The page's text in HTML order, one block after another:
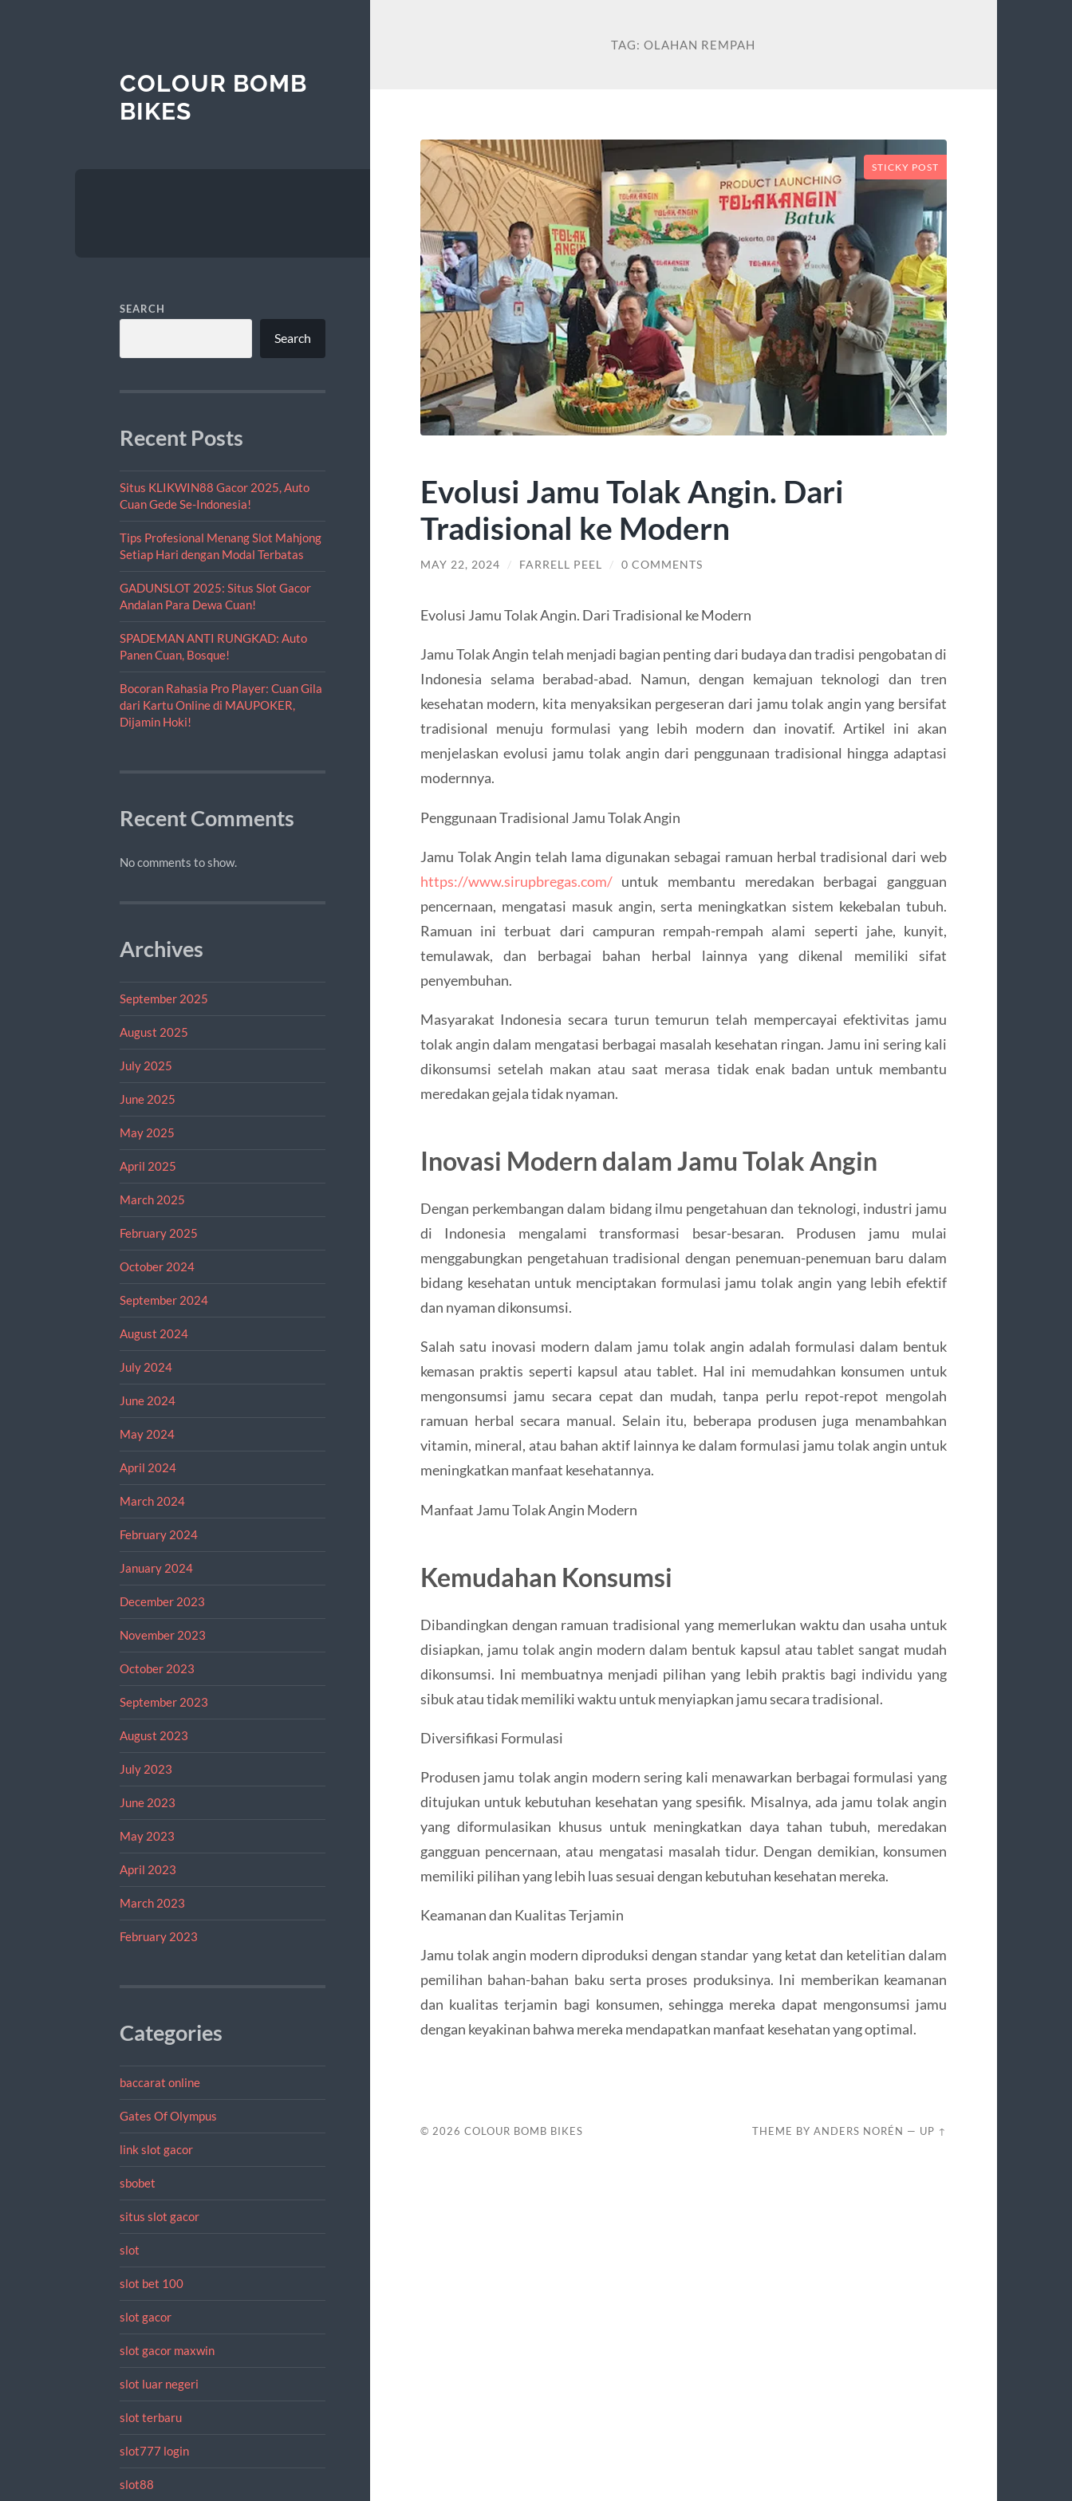
COLOUR BOMB
BIKES
SEARCH
Search
Recent Posts
Situs KLIKWIN88 Gacor 2025, Auto
Cuan Gede Se-Indonesia!
Tips Profesional Menang Slot Mahjong
Setiap Hari dengan Modal Terbatas
GADUNSLOT 2025: Situs Slot Gacor
Andalan Para Dewa Cuan!
SPADEMAN ANTI RUNGKAD: Auto
Panen Cuan, Bosque!
Bocoran Rahasia Pro Player: Cuan Gila
dari Kartu Online di MAUPOKER,
Dijamin Hoki!
Recent Comments
No comments to show.
Archives
September 2025
August 2025
July 2025
June 2025
May 2025
April 2025
March 2025
February 2025
October 2024
September 2024
August 2024
July 2024
June 2024
May 2024
April 2024
March 2024
February 2024
January 2024
December 2023
November 2023
October 2023
September 2023
August 2023
July 2023
June 2023
May 2023
April 2023
March 2023
February 2023
Categories
baccarat online
Gates Of Olympus
link slot gacor
sbobet
situs slot gacor
slot
slot bet 100
slot gacor
slot gacor maxwin
slot luar negeri
slot terbaru
slot777 login
slot88
TAG:OLAHAN REMPAH
STICKY POST
Evolusi Jamu Tolak Angin. Dari
Tradisional ke Modern
MAY 22, 2024 / FARRELL PEEL / 0 COMMENTS
Evolusi Jamu Tolak Angin. Dari Tradisional ke Modern
Jamu Tolak Angin telah menjadi bagian penting dari budaya dan tradisi pengobatan di
Indonesia selama berabad-abad. Namun, dengan kemajuan teknologi dan tren
kesehatan modern, kita menyaksikan pergeseran dari jamu tolak angin yang bersifat
tradisional menuju formulasi yang lebih modern dan inovatif. Artikel ini akan
menjelaskan evolusi jamu tolak angin dari penggunaan tradisional hingga adaptasi
modernnya.
Penggunaan Tradisional Jamu Tolak Angin
Jamu Tolak Angin telah lama digunakan sebagai ramuan herbal tradisional dari web
https://www.sirupbregas.com/untuk membantu meredakan berbagai gangguan
pencernaan, mengatasi masuk angin, serta meningkatkan sistem kekebalan tubuh.
Ramuan ini terbuat dari campuran rempah-rempah alami seperti jahe, kunyit,
temulawak, dan berbagai bahan herbal lainnya yang dikenal memiliki sifat
penyembuhan.
Masyarakat Indonesia secara turun temurun telah mempercayai efektivitas jamu
tolak angin dalam mengatasi berbagai masalah kesehatan ringan. Jamu ini sering kali
dikonsumsi setelah makan atau saat merasa tidak enak badan untuk membantu
meredakan gejala tidak nyaman.
Inovasi Modern dalam Jamu Tolak Angin
Dengan perkembangan dalam bidang ilmu pengetahuan dan teknologi, industri jamu
di Indonesia mengalami transformasi besar-besaran. Produsen jamu mulai
menggabungkan pengetahuan tradisional dengan penemuan-penemuan baru dalam
bidang kesehatan untuk menciptakan formulasi jamu tolak angin yang lebih efektif
dan nyaman dikonsumsi.
Salah satu inovasi modern dalam jamu tolak angin adalah formulasi dalam bentuk
kemasan praktis seperti kapsul atau tablet. Hal ini memudahkan konsumen untuk
mengonsumsi jamu secara cepat dan mudah, tanpa perlu repot-repot mengolah
ramuan herbal secara manual. Selain itu, beberapa produsen juga menambahkan
vitamin, mineral, atau bahan aktif lainnya ke dalam formulasi jamu tolak angin untuk
meningkatkan manfaat kesehatannya.
Manfaat Jamu Tolak Angin Modern
Kemudahan Konsumsi
Dibandingkan dengan ramuan tradisional yang memerlukan waktu dan usaha untuk
disiapkan, jamu tolak angin modern dalam bentuk kapsul atau tablet sangat mudah
dikonsumsi. Ini membuatnya menjadi pilihan yang lebih praktis bagi individu yang
sibuk atau tidak memiliki waktu untuk menyiapkan jamu secara tradisional.
Diversifikasi Formulasi
Produsen jamu tolak angin modern sering kali menawarkan berbagai formulasi yang
ditujukan untuk kebutuhan kesehatan yang spesifik. Misalnya, ada jamu tolak angin
yang diformulasikan khusus untuk meningkatkan daya tahan tubuh, meredakan
gangguan pencernaan, atau mengatasi masalah tidur. Dengan demikian, konsumen
memiliki pilihan yang lebih luas sesuai dengan kebutuhan kesehatan mereka.
Keamanan dan Kualitas Terjamin
Jamu tolak angin modern diproduksi dengan standar yang ketat dan ketelitian dalam
pemilihan bahan-bahan baku serta proses produksinya. Ini memberikan keamanan
dan kualitas terjamin bagi konsumen, sehingga mereka dapat mengonsumsi jamu
dengan keyakinan bahwa mereka mendapatkan manfaat kesehatan yang optimal.
© 2026 COLOUR BOMB BIKES THEME BYANDERS NORÉN — UP ↑